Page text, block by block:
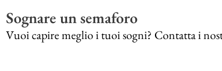
Sognare un semaforo
Vuoi capire meglio i tuoi sogni? Contatta i